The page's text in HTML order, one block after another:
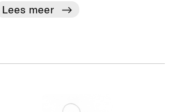
Lees meer